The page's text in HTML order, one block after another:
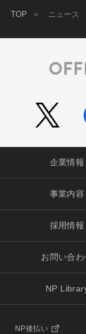
TOP ニュース
企業情報
事業内容
採用情報
お問い合わ
NP
NP後払い